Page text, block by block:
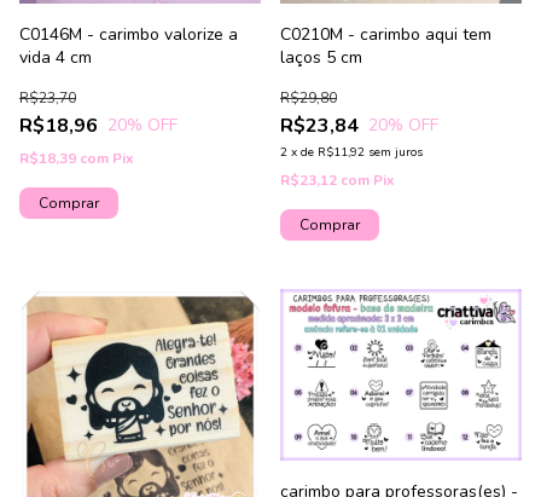
C0146M - carimbo valorize a
vida 4 cm
R$18,96
R$23,70
20% OFF
R$18,39 com Pix
C0210M - carimbo aqui tem
laços 5 cm
R$23,84
R$29,80
20% OFF
2 x de R$11,92 sem juros
R$23,12 com Pix
carimbo para professoras(es) -